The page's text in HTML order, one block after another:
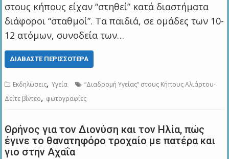
στους κήπους είχαν “στηθεί” κατά διαστήματα
διάφοροι “σταθμοί”. Τα παιδιά, σε ομάδες των 10-
12 ατόμων, συνοδεία των…
ΔΙΑΒΆΣΤΕ ΠΕΡΙΣΣΌΤΕΡΑ
Εκδηλώσεις,Υγεία
“Διαδρομή Υγείας” στους Κήπους Αλιάρτου-
Δείτε βίντεο, φωτογραφίες
Θρήνος για τον Διονύση και τον Ηλία, πώς
έγινε το θανατηφόρο τροχαίο με πατέρα και
γιο στην Αχαΐα